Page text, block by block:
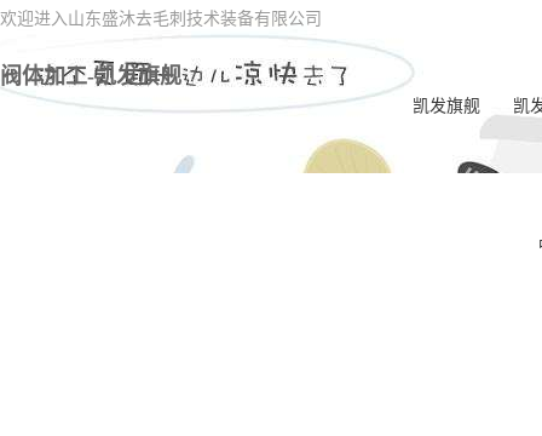
欢迎进入山东盛沐去毛刺技术装备有限公司
阀体加工-凯发旗舰
凯发旗舰 凯
一